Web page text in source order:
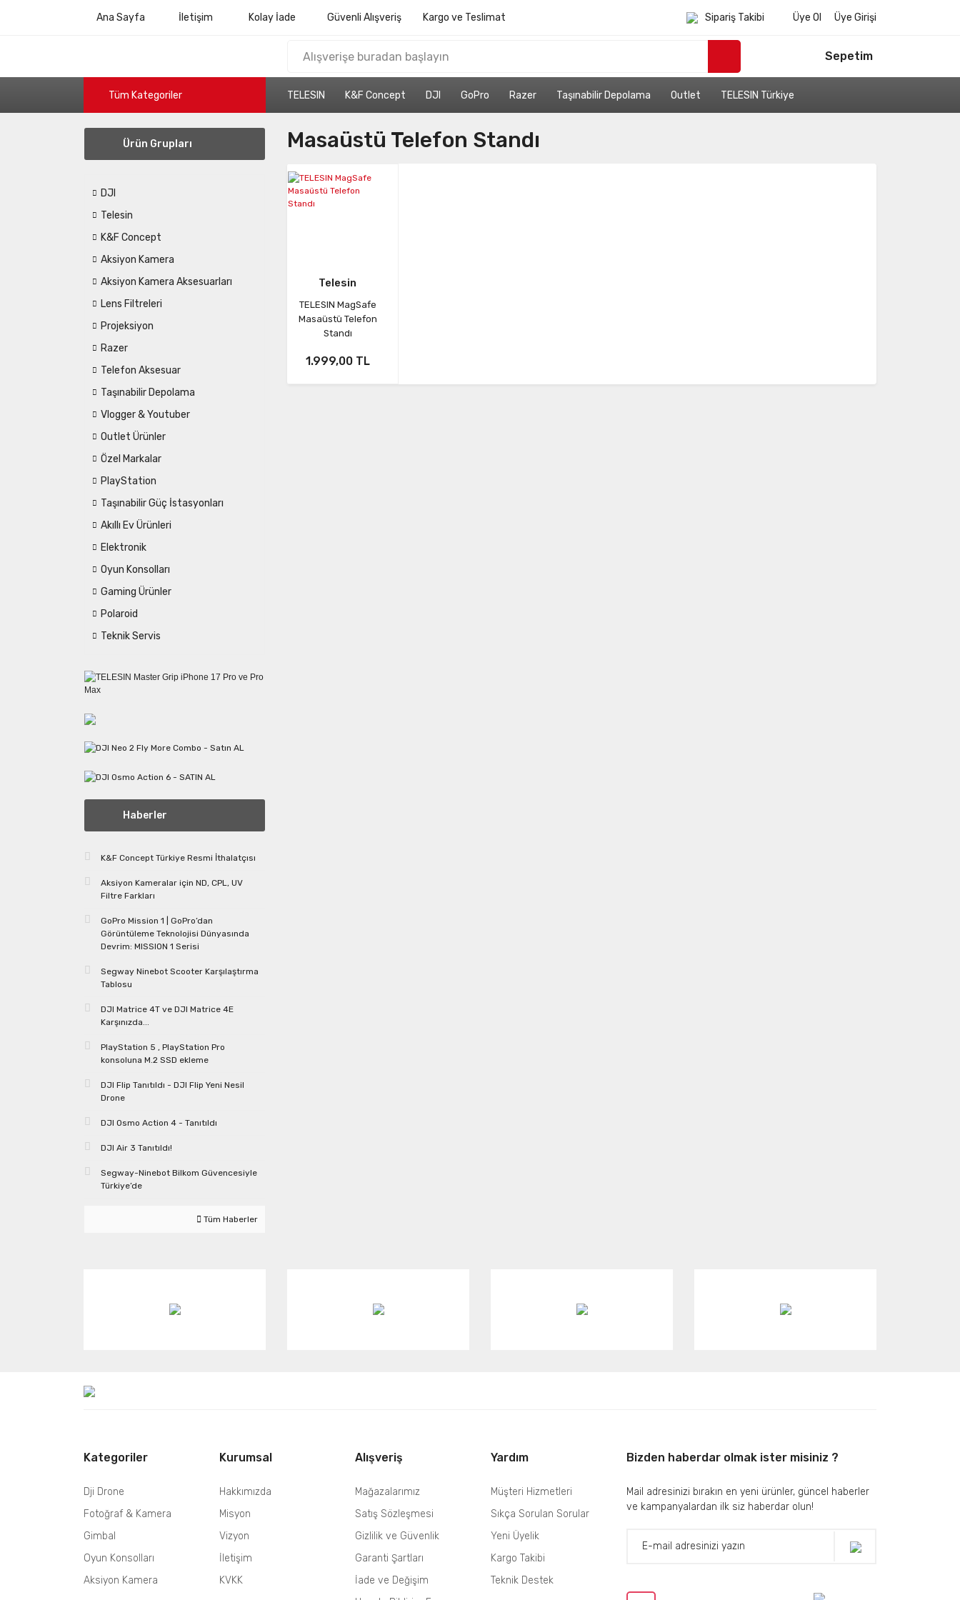
Ana Sayfa İletişim Kolay İade Güvenli Alışveriş Kargo ve Teslimat Sipariş Takibi Üye Ol Üye Girişi
Sepetim
Tüm Kategoriler TELESIN K&F Concept DJI GoPro Razer Taşınabilir Depolama Outlet TELESIN Türkiye
Ürün Grupları
DJI
Telesin
K&F Concept
Aksiyon Kamera
Aksiyon Kamera Aksesuarları
Lens Filtreleri
Projeksiyon
Razer
Telefon Aksesuar
Taşınabilir Depolama
Vlogger & Youtuber
Outlet Ürünler
Özel Markalar
PlayStation
Taşınabilir Güç İstasyonları
Akıllı Ev Ürünleri
Elektronik
Oyun Konsolları
Gaming Ürünler
Polaroid
Teknik Servis
Haberler
K&F Concept Türkiye Resmi İthalatçısı
Aksiyon Kameralar için ND, CPL, UV
Filtre Farkları
GoPro Mission 1 | GoPro’dan
Görüntüleme Teknolojisi Dünyasında
Devrim: MISSION 1 Serisi
Segway Ninebot Scooter Karşılaştırma
Tablosu
DJI Matrice 4T ve DJI Matrice 4E
Karşınızda...
PlayStation 5 , PlayStation Pro
konsoluna M.2 SSD ekleme
DJI Flip Tanıtıldı - DJI Flip Yeni Nesil
Drone
DJI Osmo Action 4 - Tanıtıldı
DJI Air 3 Tanıtıldı!
Segway-Ninebot Bilkom Güvencesiyle
Türkiye’de
Tüm Haberler
Masaüstü Telefon Standı
Telesin
TELESIN MagSafe
Masaüstü Telefon
Standı
1.999,00 TL
Kategoriler
Dji Drone
Fotoğraf & Kamera
Gimbal
Oyun Konsolları
Aksiyon Kamera
Kurumsal
Hakkımızda
Misyon
Vizyon
İletişim
KVKK
Alışveriş
Mağazalarımız
Satış Sözleşmesi
Gizlilik ve Güvenlik
Garanti Şartları
İade ve Değişim
Yardım
Müşteri Hizmetleri
Sıkça Sorulan Sorular
Yeni Üyelik
Kargo Takibi
Teknik Destek
Bizden haberdar olmak ister misiniz ?
Mail adresinizi bırakın en yeni ürünler, güncel haberler
ve kampanyalardan ilk siz haberdar olun!